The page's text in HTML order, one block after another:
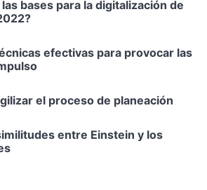
bases para la digitalización de
efectivas para provocar las
el proceso de planeación
entre Einstein y los